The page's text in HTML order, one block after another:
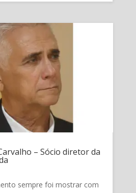
– Sócio diretor da
sempre foi mostrar com